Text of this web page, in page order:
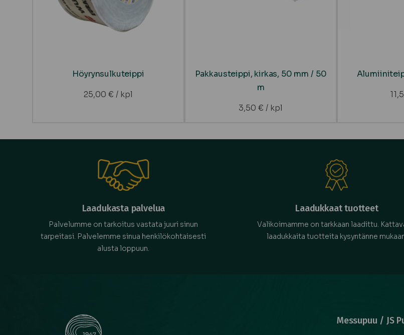
Höyrynsulkuteippi
25,00 € / kpl
Pakkausteippi, kirkas, 50 mm / 50
m
3,50 € / kpl
Laadukasta palvelua
Palvelumme on tarkoitus vastata juuri sinun
tarpeitasi. Palvelemme sinua henkilökohtaisesti
alusta loppuun.
Laadukkaat tuotteet
Valikoimamme on tarkkaan laadittu.
laadukkaita tuotteita kysyntänne
Messupuu / JS